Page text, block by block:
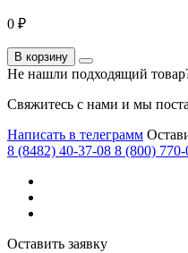
McLaren
Mercedes-Benz
Mercury
MG
0 ₽
В корзину
Не нашли подходящий
Свяжитесь с нами и мы
Написать в телеграмм
8 (8482) 40-37-08 8 (800)
Оставить заявку